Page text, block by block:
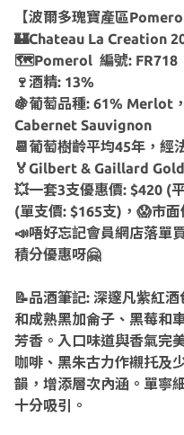
【波爾多瑰寶產區Pomerol
🏰Chateau La Creation
🗺Pomerol 編號: FR718
🍷酒精: 13%
🍇葡萄品種: 61% Merlot
Cabernet Sauvignon
📆葡萄樹齡平均45年，經
🏅Gilbert & Gaillard Gold
💥一套3支優惠價: $420 (
(單支價: $165支)，😱市面
📣唔好忘記會員網店落單
積分優惠呀🤗
📝品酒筆記: 深邃凡紫紅
和成熟黑加侖子、黑莓和
芳香。入口味道與香氣完
咖啡、黑朱古力作襯托及
韻，增添層次內涵。單寧
十分吸引。